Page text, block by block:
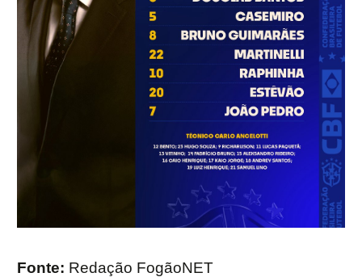
Fonte: Redação FogãoNET